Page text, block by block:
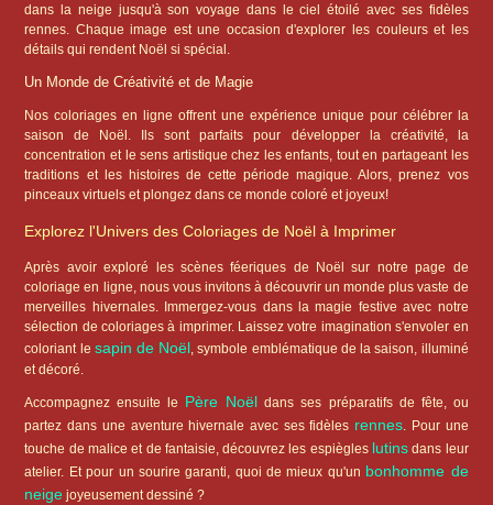
dans la neige jusqu'à son voyage dans le ciel étoilé avec ses fidèles
rennes. Chaque image est une occasion d'explorer les couleurs et les
détails qui rendent Noël si spécial.
Un Monde de Créativité et de Magie
Nos coloriages en ligne offrent une expérience unique pour célébrer la
saison de Noël. Ils sont parfaits pour développer la créativité, la
concentration et le sens artistique chez les enfants, tout en partageant les
traditions et les histoires de cette période magique. Alors, prenez vos
pinceaux virtuels et plongez dans ce monde coloré et joyeux!
Explorez l'Univers des Coloriages de Noël à Imprimer
Après avoir exploré les scènes féeriques de Noël sur notre page de
coloriage en ligne, nous vous invitons à découvrir un monde plus vaste de
merveilles hivernales. Immergez-vous dans la magie festive avec notre
sélection de coloriages à imprimer. Laissez votre imagination s'envoler en
coloriant le sapin de Noël, symbole emblématique de la saison, illuminé
et décoré.
Accompagnez ensuite le Père Noël dans ses préparatifs de fête, ou
partez dans une aventure hivernale avec ses fidèles rennes. Pour une
touche de malice et de fantaisie, découvrez les espiègles lutinsdans leur
atelier. Et pour un sourire garanti, quoi de mieux qu'un bonhomme de
neige joyeusement dessiné ?